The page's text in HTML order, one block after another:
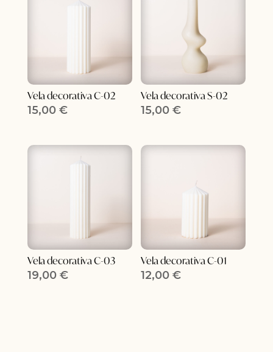
Vela decorativa C-02
15,00 €
Vela decorativa S-02
15,00€
Vela decorativa C-03
19,00 €
Vela decorativa C-01
12,00€